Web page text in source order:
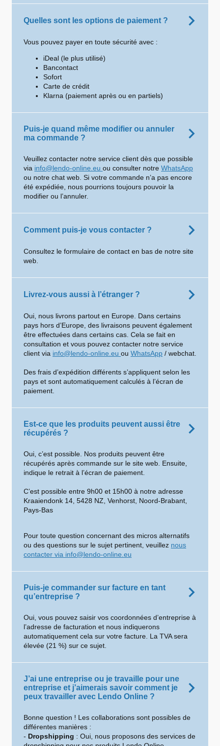
Quelles sont les options de paiement ?
Vous pouvez payer en toute sécurité avec :
iDeal (le plus utilisé)
Bancontact
Sofort
Carte de crédit
Klarna (paiement après ou en partiels)
Puis-je quand même modifier ou annuler
ma commande ?
Veuillez contacter notre service client dès que possible
via info@lendo-online.eu ou consulter notre WhatsApp
ou notre chat web. Si votre commande n’a pas encore
été expédiée, nous pourrions toujours pouvoir la
modifier ou l’annuler.
Comment puis-je vous contacter ?
Consultez le formulaire de contact en bas de notre site
web.
Livrez-vous aussi à l’étranger ?
Oui, nous livrons partout en Europe. Dans certains
pays hors d’Europe, des livraisons peuvent également
être effectuées dans certains cas. Cela se fait en
consultation et vous pouvez contacter notre service
client via info@lendo-online.eu ou WhatsApp / webchat.
Des frais d’expédition différents s’appliquent selon les
pays et sont automatiquement calculés à l’écran de
paiement.
Est-ce que les produits peuvent aussi être
récupérés ?
Oui, c’est possible. Nos produits peuvent être
récupérés après commande sur le site web. Ensuite,
indique le retrait à l’écran de paiement.
C’est possible entre 9h00 et 15h00 à notre adresse
Kraaiendonk 14, 5428 NZ, Venhorst, Noord-Brabant,
Pays-Bas
Pour toute question concernant des micros alternatifs
ou des questions sur le sujet pertinent, veuillez nous
contacter via info@lendo-online.eu
Puis-je commander sur facture en tant
qu’entreprise ?
Oui, vous pouvez saisir vos coordonnées d’entreprise à
l’adresse de facturation et nous indiquerons
automatiquement cela sur votre facture. La TVA sera
élevée (21 %) sur ce sujet.
J’ai une entreprise ou je travaille pour une
entreprise et j’aimerais savoir comment je
peux travailler avec Lendo Online ?
Bonne question ! Les collaborations sont possibles de
différentes manières :
- Dropshipping : Oui, nous proposons des services de